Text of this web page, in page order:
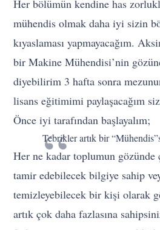
Her bölümün kendine has
mühendis olmak daha iyi sizin
kıyaslaması yapmayacağım.
bir Makine Mühendisi’nin
diyebilirim 3 hafta sonra
lisans eğitimimi paylaşacağım
Önce iyi tarafından başlayalım;
Tebrikler artık bir
Her ne kadar toplumun gözünde
tamir edebilecek bilgiye sahip
temizleyebilecek bir kişi olarak
artık çok daha fazlasına